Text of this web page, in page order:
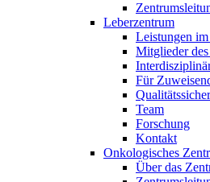
Leberzentrum
Leistungen
Mitglieder
Für
Team
Forschung
Kontakt
Onkologisches
Über das